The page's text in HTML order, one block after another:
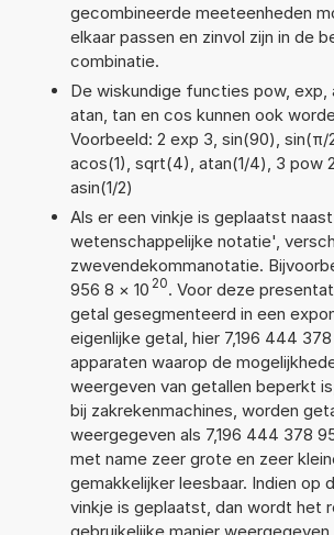
gecombineerde meeteenheden
elkaar passen en zinvol zijn in de
combinatie.
De wiskundige functies pow, exp,
atan, tan en cos kunnen ook
Voorbeeld: 2 exp 3, sin(90), sin(π/
acos(1), sqrt(4), atan(1/4), 3 pow
asin(1/2)
Als er een vinkje is geplaatst
wetenschappelijke notatie',
zwevendekommanotatie.
956 8 × 10 20. Voor deze
getal gesegmenteerd in een
eigenlijke getal, hier 7,196 444
apparaten waarop de
weergeven van getallen beperkt
bij zakrekenmachines, worden
weergegeven als 7,196 444 378
met name zeer grote en zeer
gemakkelijker leesbaar. Indien op
vinkje is geplaatst, dan wordt het
gebruikelijke manier